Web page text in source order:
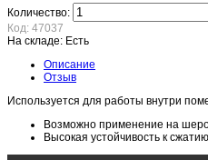
Количество:
Код: 47037
На складе: Есть
Описание
Отзыв
Используется для работы внутри
Возможно применение на
Высокая устойчивость к сжатию